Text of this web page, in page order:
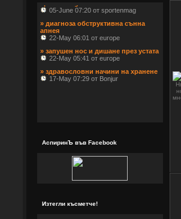
» диагноза обструктивна сънна
22-May 06:01 от europe
» запушен нос и дишане през устата
» здравословни начини на хранене
АспиринЪ във Facebook
Изтегли късметче!